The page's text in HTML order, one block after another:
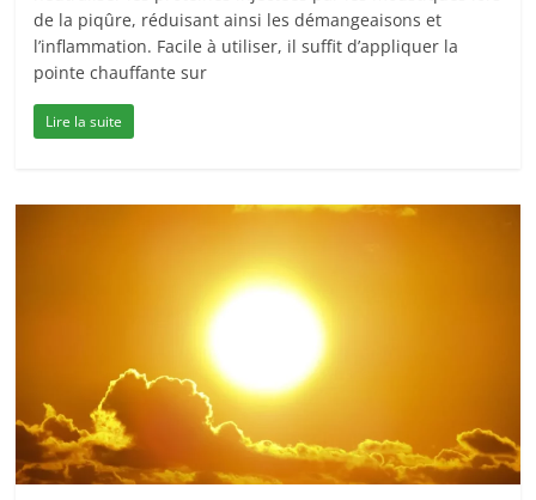
de la piqûre, réduisant ainsi les démangeaisons et
l’inflammation. Facile à utiliser, il suffit d’appliquer la
pointe chauffante sur
Lire la suite